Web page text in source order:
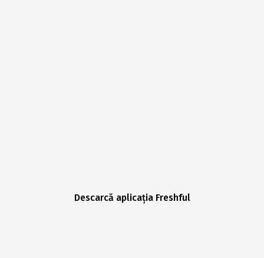
Descarcă aplicația Freshful